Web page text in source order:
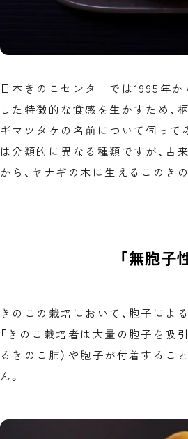
日本きのこセンターでは1995年
した特徴的な食感を生かすため、
ギマツタケの名前について伺って
は分類的に異なる種類ですが、
から、ヤナギの木に生えるこのき
「無胞子
きのこの栽培において、胞子によ
「きのこ栽培者は大量の胞子を吸
るきのこ肺）や胞子が付着するこ
ん。